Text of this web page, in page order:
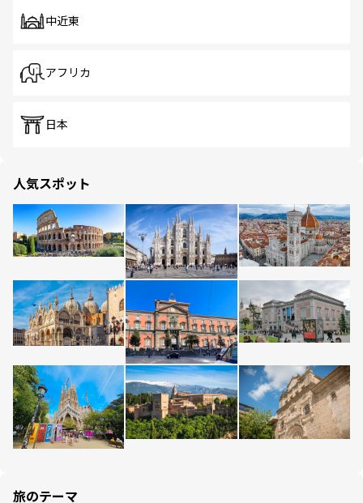
中近東
アフリカ
日本
人気スポット
旅のテーマ